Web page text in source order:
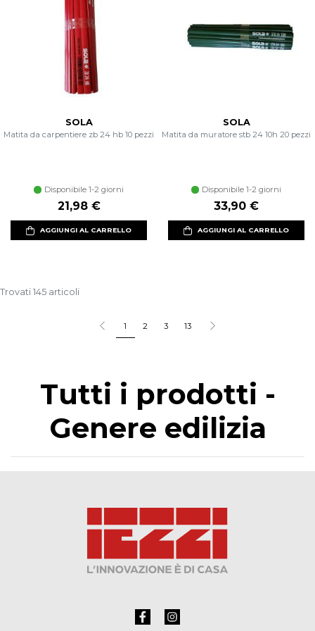
SOLA
Matita da carpentiere zb 24 hb 10 pezzi
Disponibile 1-2 giorni
21,98 €
AGGIUNGI AL CARRELLO
SOLA
Matita da muratore stb 24 10h 20 pezzi
Disponibile 1-2 giorni
33,90 €
AGGIUNGI AL CARRELLO
Trovati 145 articoli
1 2 3 13
Tutti i prodotti -
Genere edilizia